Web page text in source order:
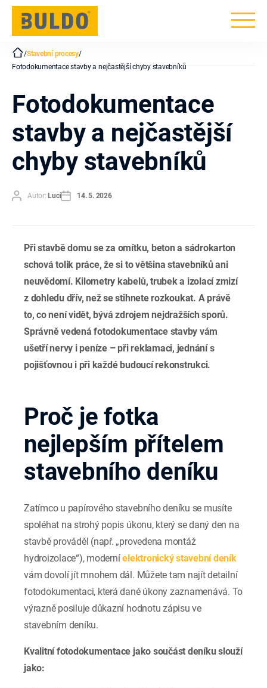
/Stavební procesy/
Fotodokumentace stavby a nejčastější chyby stavebníků
Fotodokumentace
stavby a nejčastější
chyby stavebníků
AutorAutor: Luci Datum14. 5. 2026
Při stavbě domu se za omítku, beton a sádrokarton
schová tolik práce, že si to většina stavebníků ani
neuvědomí. Kilometry kabelů, trubek a izolací zmizí
z dohledu dřív, než se stihnete rozkoukat. A právě
to, co není vidět, bývá zdrojem nejdražších sporů.
Správně vedená fotodokumentace stavby vám
ušetří nervy i peníze – při reklamaci, jednání s
pojišťovnou i při každé budoucí rekonstrukci.
Proč je fotka
nejlepším přítelem
stavebního deníku
Zatímco u papírového stavebního deníku se musíte
spoléhat na strohý popis úkonu, který se daný den na
stavbě prováděl (např. „provedena montáž
hydroizolace“), moderníelektronický stavební deník
vám dovolí jít mnohem dál. Můžete tam najít detailní
fotodokumentaci, která dané úkony zaznamenává. To
výrazně posiluje důkazní hodnotu zápisu ve
stavebním deníku.
Kvalitní fotodokumentace jako součást deníku slouží
jako: